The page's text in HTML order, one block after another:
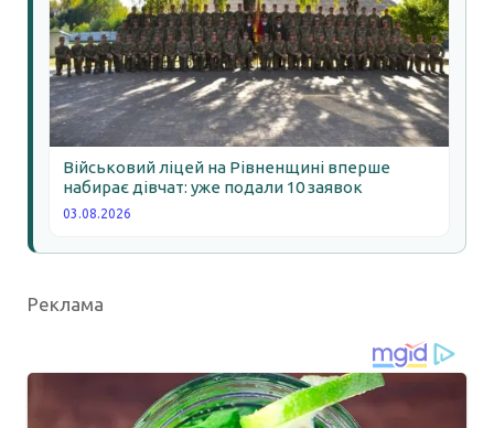
Військовий ліцей на Рівненщині вперше
набирає дівчат: уже подали 10 заявок
03.08.2026
Реклама